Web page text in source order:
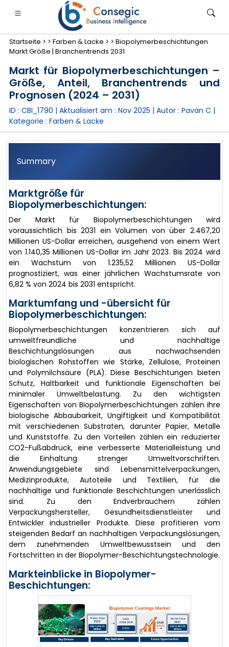
Finanzdienstleistungen und Versicherungen
• Konsumgüter • Energie und Strom
• Fallstudien
Startseite > > Farben & Lacke > > Biopolymerbeschichtungen
Markt Größe | Branchentrends 2031
Markt für Biopolymerbeschichtungen –
Größe, Anteil, Branchentrends und
Prognosen (2024 – 2031)
ID : CBI_1790 | Aktualisiert am : Nov 2025 | Autor : Pavan C |
Kategorie : Farben & Lacke
Summary
Marktgröße für
Biopolymerbeschichtungen:
Der Markt für Biopolymerbeschichtungen wird
voraussichtlich bis 2031 ein Volumen von über 2.467,20
Millionen US-Dollar erreichen, ausgehend von einem Wert
von 1.140,35 Millionen US-Dollar im Jahr 2023. Bis 2024 wird
ein Wachstum von 1.235,52 Millionen US-Dollar
prognostiziert, was einer jährlichen Wachstumsrate von
6,82 % von 2024 bis 2031 entspricht.
Marktumfang und -übersicht für
Biopolymerbeschichtungen:
Biopolymerbeschichtungen konzentrieren sich auf
umweltfreundliche und nachhaltige
Beschichtungslösungen aus nachwachsenden
biologischen Rohstoffen wie Stärke, Zellulose, Proteinen
und Polymilchsäure (PLA). Diese Beschichtungen bieten
Schutz, Haltbarkeit und funktionale Eigenschaften bei
minimaler Umweltbelastung. Zu den wichtigsten
Eigenschaften von Biopolymerbeschichtungen zählen ihre
biologische Abbaubarkeit, Ungiftigkeit und Kompatibilität
mit verschiedenen Substraten, darunter Papier, Metalle
und Kunststoffe. Zu den Vorteilen zählen ein reduzierter
CO2-Fußabdruck, eine verbesserte Materialleistung und
die Einhaltung strenger Umweltvorschriften.
Anwendungsgebiete sind Lebensmittelverpackungen,
Medizinprodukte, Autoteile und Textilien, für die
nachhaltige und funktionale Beschichtungen unerlässlich
sind. Zu den Endverbrauchern zählen
Verpackungshersteller, Gesundheitsdienstleister und
Entwickler industrieller Produkte. Diese profitieren vom
steigenden Bedarf an nachhaltigen Verpackungslösungen,
dem zunehmenden Umweltbewusstsein und den
Fortschritten in der Biopolymer-Beschichtungstechnologie.
Markteinblicke in Biopolymer-
Beschichtungen: